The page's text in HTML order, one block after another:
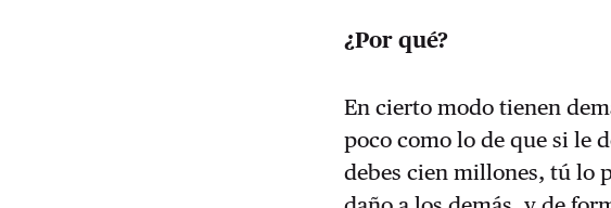
¿Por qué?
En cierto modo tienen
poco como lo de que si le
debes cien millones, tú lo